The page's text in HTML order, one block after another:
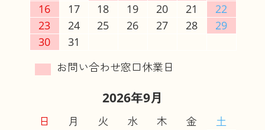
16
17 18 19 20 21
22
23
24 25 26 27 28
29
30
31
2026年9月
日 月 火 水 木 金
土